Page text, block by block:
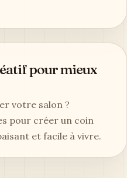
pour mieux
votre salon ?
pour créer un coin
et facile à vivre.